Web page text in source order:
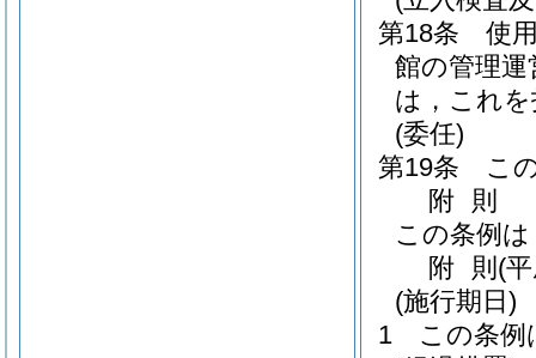
第18条
使
館の管理
は，これ
(委任)
第19条
こ
附 則
この条例
附 則 (
(施行期日)
1
この条例